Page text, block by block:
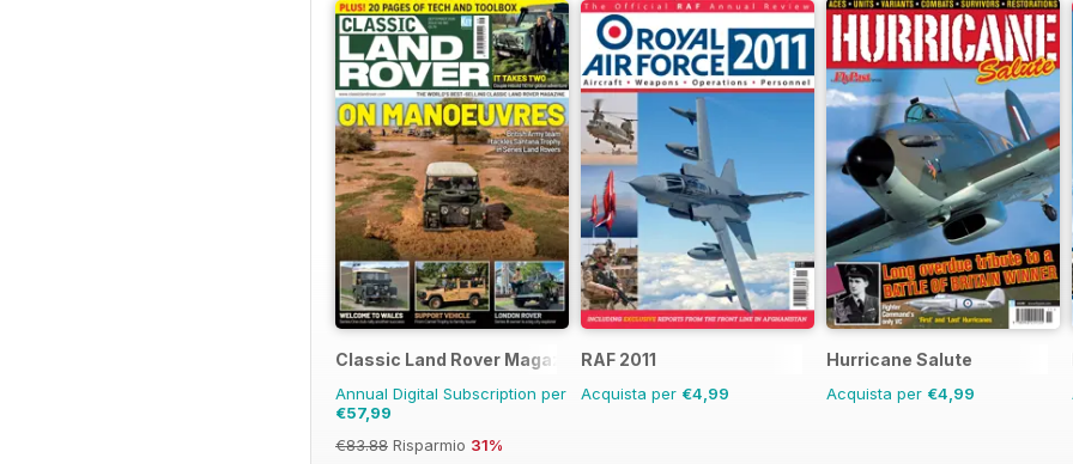
Classic Land Rover Magazine
Annual Digital Subscription per
€57,99
€83.88 Risparmio 31%
RAF 2011
Acquista per €4,99
Hurricane Salute
Acquista per €4,99